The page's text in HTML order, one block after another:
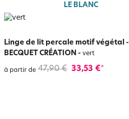
LE BLANC
Linge de lit percale motif végétal -
BECQUET CRÉATION - vert
à partir de 47,90 € 33,53 €*